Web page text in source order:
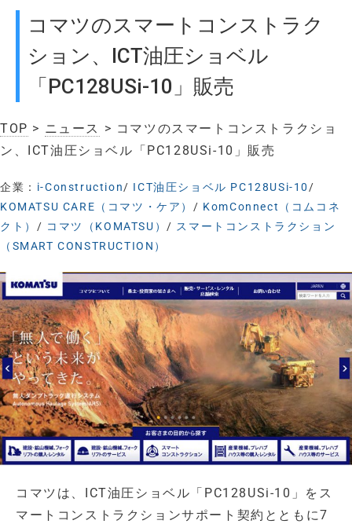
コマツのスマートコンストラク
ション、ICT油圧ショベル
「PC128USi-10」販売
TOP > ニュース > コマツのスマートコンストラクショ
ン、ICT油圧ショベル「PC128USi-10」販売
企業： i-Construction/ ICT油圧ショベル PC128USi-10/
KOMATSU CARE（コマツ・ケア） / KomConnect（コムコネ
クト） / コマツ（KOMATSU）/ スマートコンストラクション
（SMART CONSTRUCTION）
コマツは、ICT油圧ショベル「PC128USi-10」をス
マートコンストラクションサポート契約とともに7